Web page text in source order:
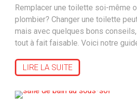
Remplacer une toilette soi-même
plombier? Changer une toilette
mais avec quelques bons
tout à fait faisable. Voici notre
LIRE LA SUITE